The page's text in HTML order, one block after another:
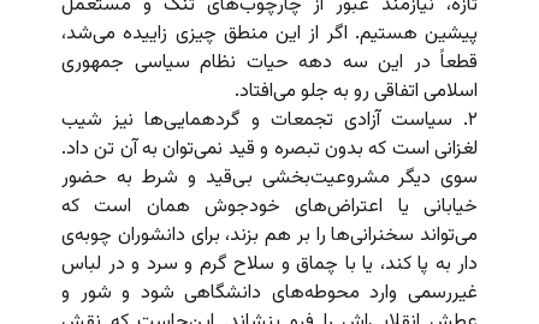
پیشین هستیم. اگر از این منطق چیزی زاییده می‌شد،‌
قطعاً در این سه دهه حیات نظام سیاسی جمهوری
اسلامی اتفاقی رو به جلو می‌افتاد.
۲. سیاست آزادی تجمعات و گردهمایی‌ها نیز شیب
لغزانی است که بدون تبصره و قید نمی‌توان به آن تن داد.
سوی دیگر مشروعیت‌بخشی بی‌قید و شرط به حضور
خیابانی یا اعتراض‌های خودجوش همان است که
می‌تواند سخنرانی‌ها را بر هم بزند، برای دانشوران چوبه‌ی
دار به پا کند، یا با چماق و سلاح گرم و سرد و در لباس
غیررسمی وارد محوطه‌های دانشگاهی شود و شور و